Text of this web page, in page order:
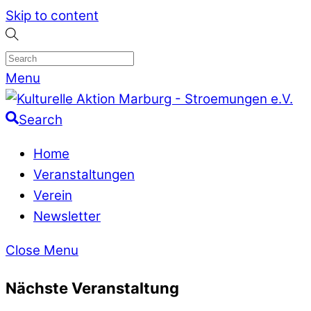
Skip to content
Menu
Search
Home
Veranstaltungen
Verein
Newsletter
Close Menu
Nächste Veranstaltung